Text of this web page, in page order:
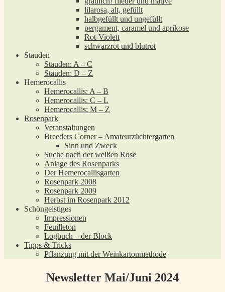
lilarosa, alt, gefüllt
halbgefüllt und ungefüllt
pergament, caramel und aprikose
Rot-Violett
schwarzrot und blutrot
Stauden
Stauden: A – C
Stauden: D – Z
Hemerocallis
Hemerocallis: A – B
Hemerocallis: C – L
Hemerocallis: M – Z
Rosenpark
Veranstaltungen
Breeders Corner – Amateurzüchtergarten
Sinn und Zweck
Suche nach der weißen Rose
Anlage des Rosenparks
Der Hemerocallisgarten
Rosenpark 2008
Rosenpark 2009
Herbst im Rosenpark 2012
Schöngeistiges
Impressionen
Feuilleton
Logbuch – der Block
Tipps & Tricks
Pflanzung mit der Weinkartonmethode
Newsletter Mai/Juni 2024